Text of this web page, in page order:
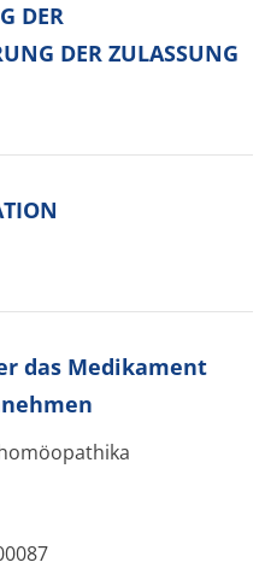
DER
DER ZULASSUNG
das Medikament